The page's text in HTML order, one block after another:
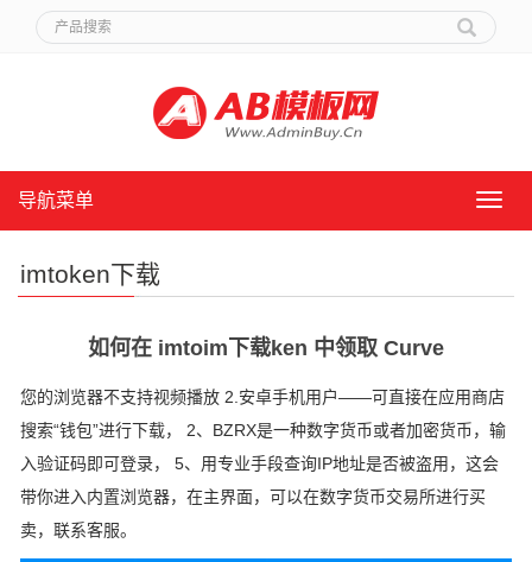
导
导航菜单
imtoken下载
如何在 imtoim下载ken 中领取 Curve
您的浏览器不支持视频播放 2.安卓手机用户——可直接在应用商店
搜索“钱包”进行下载， 2、BZRX是一种数字货币或者加密货币，输
入验证码即可登录， 5、用专业手段查询IP地址是否被盗用，这会
带你进入内置浏览器，在主界面，可以在数字货币交易所进行买
卖，联系客服。